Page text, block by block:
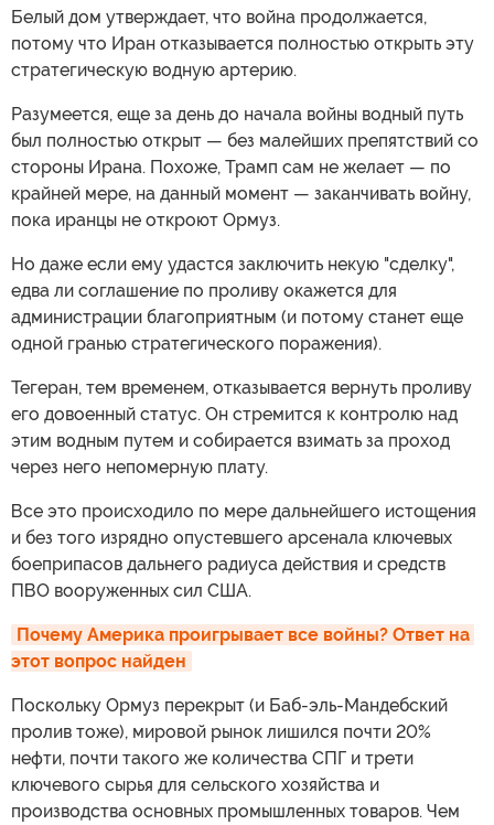
Белый дом утверждает, что война продолжается,
потому что Иран отказывается полностью открыть эту
стратегическую водную артерию.
Разумеется, еще за день до начала войны водный путь
был полностью открыт — без малейших препятствий со
стороны Ирана. Похоже, Трамп сам не желает — по
крайней мере, на данный момент — заканчивать войну,
пока иранцы не откроют Ормуз.
Но даже если ему удастся заключить некую "сделку",
едва ли соглашение по проливу окажется для
администрации благоприятным (и потому станет еще
одной гранью стратегического поражения).
Тегеран, тем временем, отказывается вернуть проливу
его довоенный статус. Он стремится к контролю над
этим водным путем и собирается взимать за проход
через него непомерную плату.
Все это происходило по мере дальнейшего истощения
и без того изрядно опустевшего арсенала ключевых
боеприпасов дальнего радиуса действия и средств
ПВО вооруженных сил США.
Почему Америка проигрывает все войны? Ответ на
этот вопрос найден
Поскольку Ормуз перекрыт (и Баб-эль-Мандебский
пролив тоже), мировой рынок лишился почти 20%
нефти, почти такого же количества СПГ и трети
ключевого сырья для сельского хозяйства и
производства основных промышленных товаров. Чем